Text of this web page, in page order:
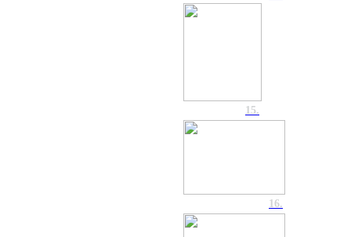
15.
16.